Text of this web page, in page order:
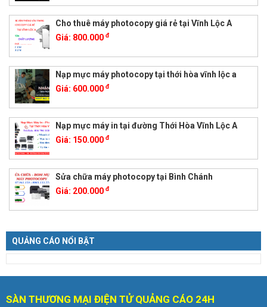
Cho thuê máy photocopy giá rẻ tại Vĩnh Lộc A
Giá: 800.000 đ
Nạp mực máy photocopy tại thới hòa vĩnh lộc a
Giá: 600.000 đ
Nạp mực máy in tại đường Thới Hòa Vĩnh Lộc A
Giá: 150.000 đ
Sửa chữa máy photocopy tại Bình Chánh
Giá: 200.000 đ
QUẢNG CÁO NỔI BẬT
SÀN THƯƠNG MẠI ĐIỆN TỬ QUẢNG CÁO 24H